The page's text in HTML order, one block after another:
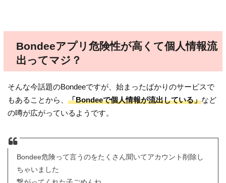
Bondeeアプリ危険性が高くて個人情報流
出ってマジ？
そんな今話題のBondeeですが、始まったばかりのサービスで
もあることから、「Bondeeで個人情報が流出している」など
の噂が広がっているようです。
Bondee危険って言うのをたくさん聞いてアカウント削除し
ちゃいました